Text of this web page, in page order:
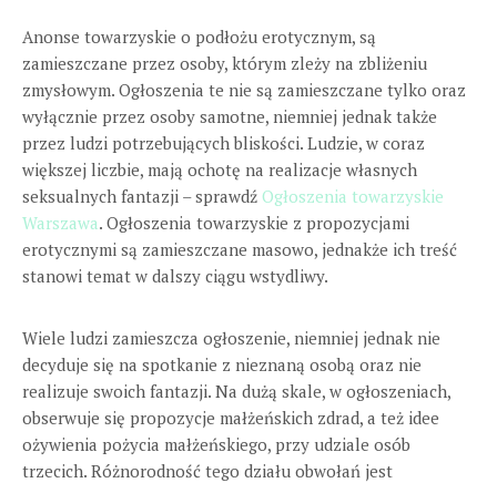
Anonse towarzyskie o podłożu erotycznym, są
zamieszczane przez osoby, którym zleży na zbliżeniu
zmysłowym. Ogłoszenia te nie są zamieszczane tylko oraz
wyłącznie przez osoby samotne, niemniej jednak także
przez ludzi potrzebujących bliskości. Ludzie, w coraz
większej liczbie, mają ochotę na realizacje własnych
seksualnych fantazji – sprawdź Ogłoszenia towarzyskie
Warszawa. Ogłoszenia towarzyskie z propozycjami
erotycznymi są zamieszczane masowo, jednakże ich treść
stanowi temat w dalszy ciągu wstydliwy.
Wiele ludzi zamieszcza ogłoszenie, niemniej jednak nie
decyduje się na spotkanie z nieznaną osobą oraz nie
realizuje swoich fantazji. Na dużą skale, w ogłoszeniach,
obserwuje się propozycje małżeńskich zdrad, a też idee
ożywienia pożycia małżeńskiego, przy udziale osób
trzecich. Różnorodność tego działu obwołań jest